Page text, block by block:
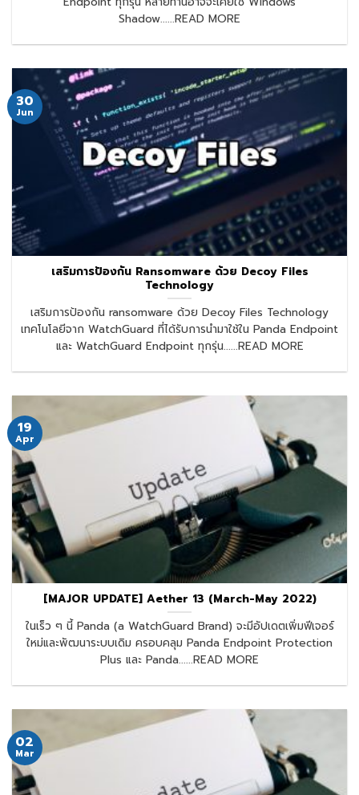
Shadow......READ MORE
เสริมการป้องกัน Ransomware ด้วย Decoy Files
Technology
เสริมการป้องกัน ransomware ด้วย Decoy Files Technology
เทคโนโลยีจาก WatchGuard ที่ได้รับการนำมาใช้ใน Panda Endpoint
และ WatchGuard Endpoint ทุกรุ่น......READ MORE
30
Jun
[MAJOR UPDATE] Aether 13 (March-May 2022)
ในเร็ว ๆ นี้ Panda (a WatchGuard Brand) จะมีอัปเดตเพิ่มฟีเจอร์
ใหม่และพัฒนาระบบเดิม ครอบคลุม Panda Endpoint Protection
Plus และ Panda......READ MORE
19
Apr
02
Mar